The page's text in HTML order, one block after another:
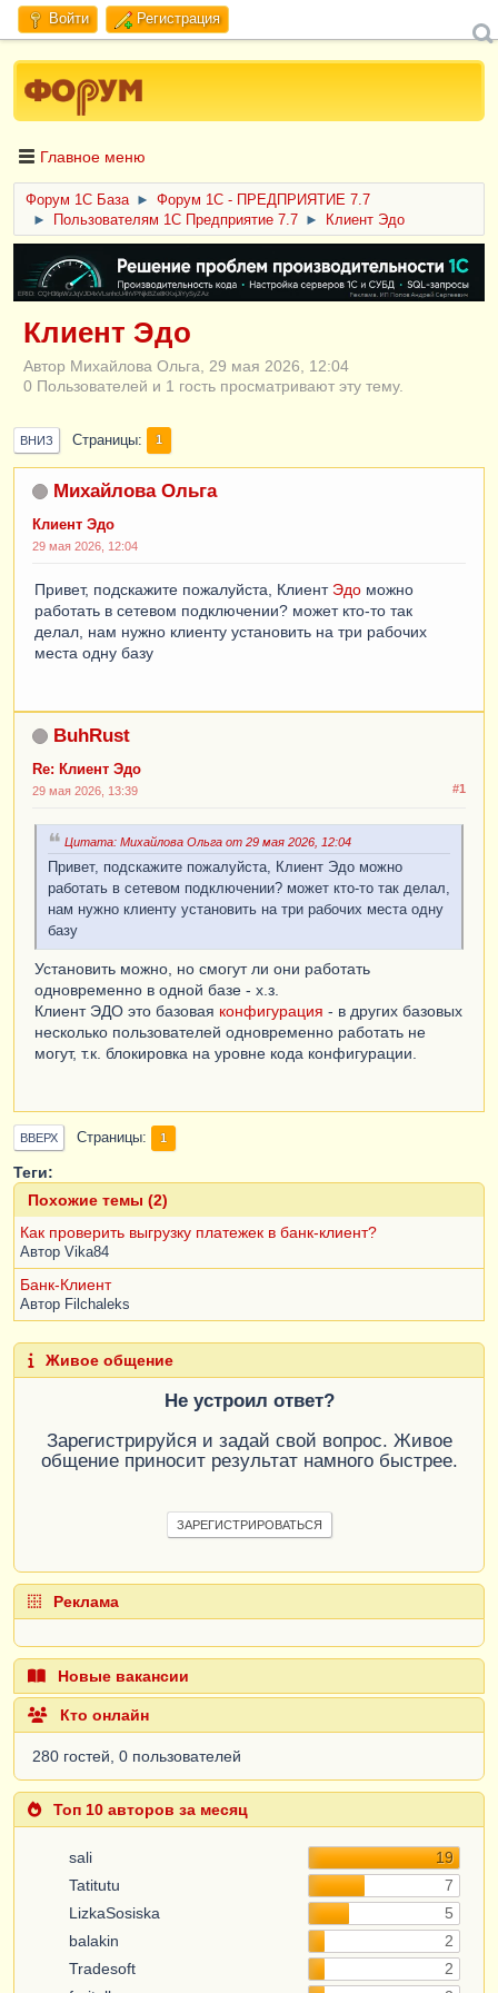
Войти Регистрация
Главное меню
Форум 1C База ►
Форум 1С - ПРЕДПРИЯТИЕ 7.7
►
Пользователям 1С Предприятие 7.7 ► Клиент Эдо
ERID: CQH36pWzJqVJD4xVLsnhcU4hVPNjkBZe8KKxjJiYySyZAz
Клиент Эдо
Автор Михайлова Ольга, 29 мая 2026, 12:04
0 Пользователей и 1 гость просматривают эту тему.
ВНИЗ Страницы 1
Михайлова Ольга
Клиент Эдо
29 мая 2026, 12:04
Привет, подскажите пожалуйста, Клиент Эдо можно
работать в сетевом подключении? может кто-то так
делал, нам нужно клиенту установить на три рабочих
места одну базу
BuhRust
Re: Клиент Эдо
#1
29 мая 2026, 13:39
Цитата: Михайлова Ольга от 29 мая 2026, 12:04
Привет, подскажите пожалуйста, Клиент Эдо можно
работать в сетевом подключении? может кто-то так делал,
нам нужно клиенту установить на три рабочих места одну
базу
Установить можно, но смогут ли они работать
одновременно в одной базе - х.з.
Клиент ЭДО это базовая конфигурация - в других базовых
несколько пользователей одновременно работать не
могут, т.к. блокировка на уровне кода конфигурации.
ВВЕРХ Страницы 1
Теги:
Похожие темы (2)
Как проверить выгрузку платежек в банк-клиент?
Автор Vika84
Банк-Клиент
Автор Filchaleks
Живое общение
Не устроил ответ?
Зарегистрируйся и задай свой вопрос. Живое
общение приносит результат намного быстрее.
ЗАРЕГИСТРИРОВАТЬСЯ
Реклама
Новые вакансии
Кто онлайн
280 гостей, 0 пользователей
Топ 10 авторов за месяц
sali
19
Tatitutu
7
LizkaSosiska
5
balakin
2
Tradesoft
2